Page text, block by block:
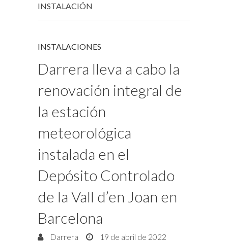
INSTALACIÓN
INSTALACIONES
Darrera lleva a cabo la
renovación integral de
la estación
meteorológica
instalada en el
Depósito Controlado
de la Vall d’en Joan en
Barcelona
Darrera 19 de abril de 2022